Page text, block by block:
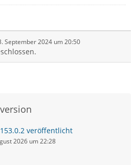
September 2024 um 20:50
veröffentlicht
2026 um 22:28